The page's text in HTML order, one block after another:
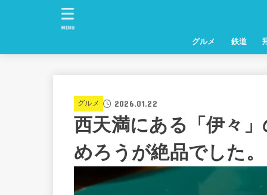
グルメ 鉄道
MENU
グルメ 2026.01.22
西天満にある「伊々
めろうが絶品でした。